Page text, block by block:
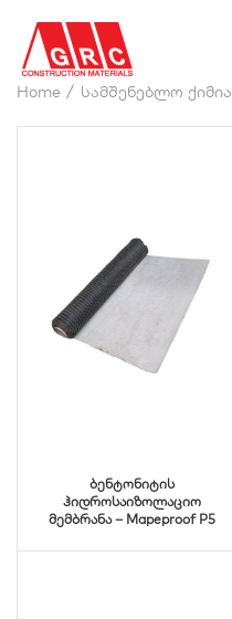
Home სამშენებლო ქიმია
ბენტონიტის
ჰიდროსაიზოლაციო
მემბრანა – Mapeproof P5